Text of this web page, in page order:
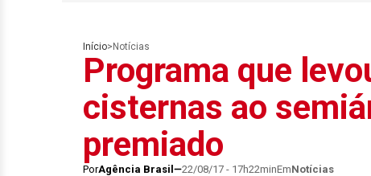
Início> Notícias
Programa que
cisternas ao
premiado
PorAgência Brasil 22/08/17 - 17h22minEmNotícias